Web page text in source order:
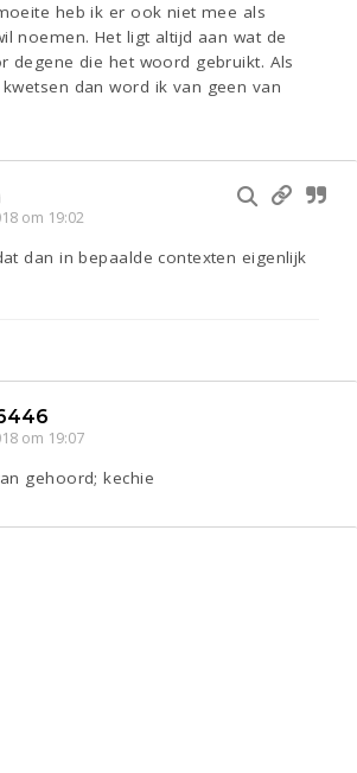
heb ik er ook niet mee als
noemen. Het ligt altijd aan wat de
degene die het woord gebruikt. Als
dan word ik van geen van
om 19:02
dan in bepaalde contexten eigenlijk
om 19:07
gehoord; kechie